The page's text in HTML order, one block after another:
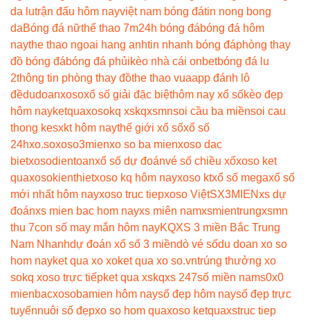
da lutrận đấu hôm nayviệt nam bóng đátin nong bong
daBóng đá nữthể thao 7m24h bóng đábóng đá hôm
naythe thao ngoai hang anhtin nhanh bóng đáphòng thay
đồ bóng đábóng đá phủikèo nhà cái onbetbóng đá lu
2thông tin phòng thay đồthe thao vuaapp đánh lô
đềdudoanxosoxổ số giải đặc biệthôm nay xổ sốkèo đẹp
hôm nayketquaxosokq xskqxsmnsoi cầu ba miềnsoi cau
thong kesxkt hôm naythế giới xổ sốxổ số
24hxo.soxoso3mienxo so ba mienxoso dac
bietxosodientoanxổ số dự đoánvé số chiều xổxoso ket
quaxosokienthietxoso kq hôm nayxoso ktxổ số megaxổ số
mới nhất hôm nayxoso truc tiepxoso ViệtSX3MIENxs dự
đoánxs mien bac hom nayxs miên namxsmientrungxsmn
thu 7con số may mắn hôm nayKQXS 3 miền Bắc Trung
Nam Nhanhdự đoán xổ số 3 miềndò vé sốdu doan xo so
hom nayket qua xo xoket qua xo so.vntrúng thưởng xo
sokq xoso trực tiếpket qua xskqxs 247số miền nams0x0
mienbacxosobamien hôm naysố đẹp hôm naysố đẹp trực
tuyếnnuôi số đẹpxo so hom quaxoso ketquaxstruc tiep